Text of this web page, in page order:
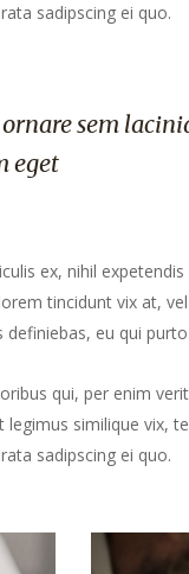
sadipscing ei quo.
sem
eget
ex, nihil
tincidunt vix at,
eu qui
qui, per enim
similique vix,
sadipscing ei quo.